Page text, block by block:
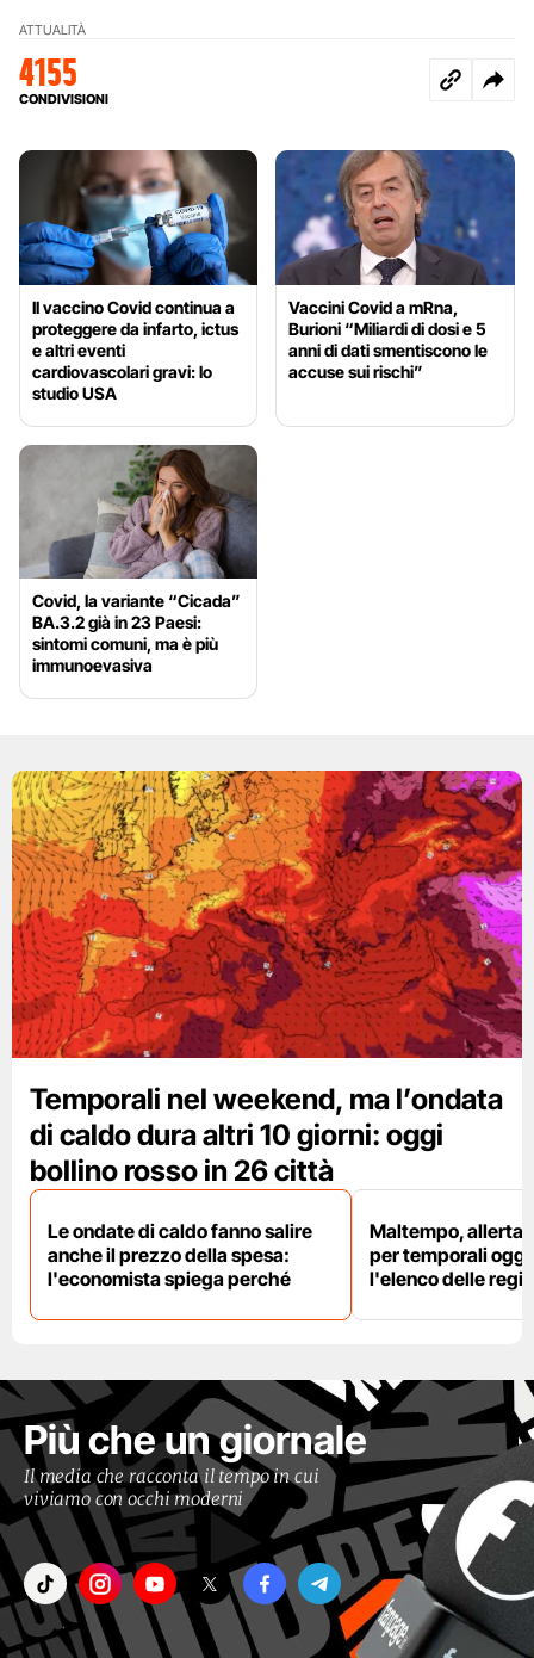
ATTUALITÀ
4155
CONDIVISIONI
Il vaccino Covid continua a
proteggere da infarto, ictus
e altri eventi
cardiovascolari gravi: lo
studio USA
Vaccini Covid a mRna,
Burioni “Miliardi di dosi e 5
anni di dati smentiscono le
accuse sui rischi”
Covid, la variante “Cicada”
BA.3.2 già in 23 Paesi:
sintomi comuni, ma è più
immunoevasiva
Temporali nel weekend, ma l’ondata
di caldo dura altri 10 giorni: oggi
bollino rosso in 26 città
Le ondate di caldo fanno salire
anche il prezzo della spesa:
l'economista spiega perché
Maltempo, allerta
per temporali oggi
l'elenco delle
Più che un giornale
Il media che racconta il tempo in cui
viviamo con occhi moderni